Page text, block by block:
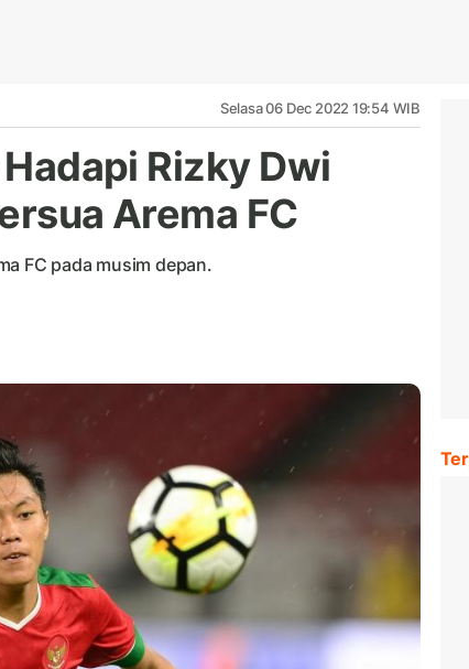
Selasa 06 Dec 2022 19:54 WIB
Rizky Dwi
Arema FC
FC pada musim depan.